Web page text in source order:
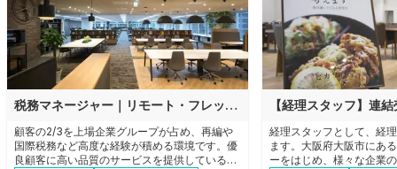
税務マネージャー｜リモート・フレックスあり｜顧客の2/3が上場グループ｜法人税務を主軸に希望に応じ再編や税務DDへも挑戦可
顧客の2/3を上場企業グループが占め、再編や
国際税務など高度な経験が積める環境です。優
良顧客に高い品質のサービスを提供しているた
経理スタッフとして、経
ます。大阪府大阪市にあ
ーをはじめ、様々な企業